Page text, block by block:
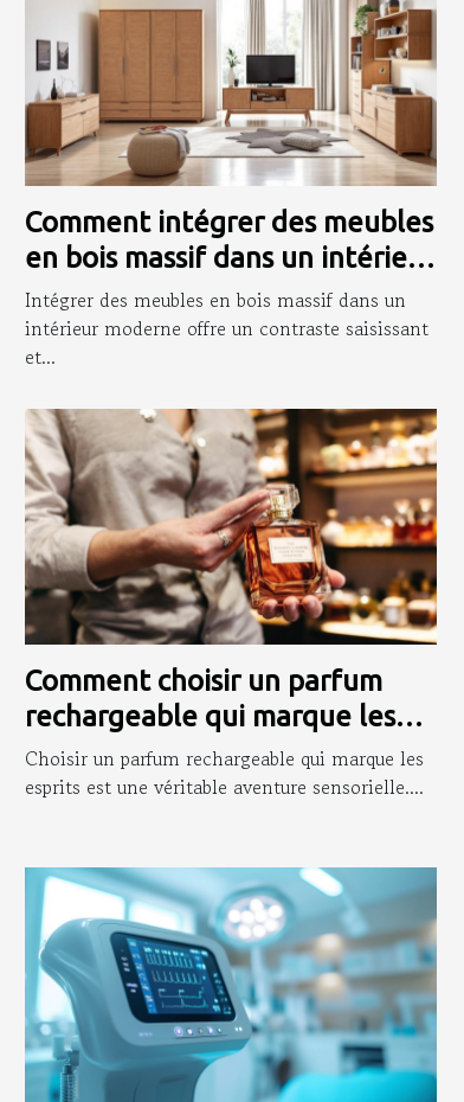
Comment intégrer des meubles
en bois massif dans un intérieur
moderne ?
Intégrer des meubles en bois massif dans un
intérieur moderne offre un contraste saisissant
et...
Comment choisir un parfum
rechargeable qui marque les
esprits ?
Choisir un parfum rechargeable qui marque les
esprits est une véritable aventure sensorielle....